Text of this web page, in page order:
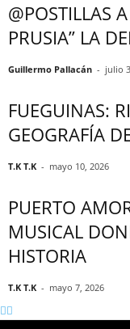
@POSTILLAS
PRUSIA” LA
Guillermo Pallacán - julio
FUEGUINAS:
GEOGRAFÍA
T.K T.K - mayo 10, 2026
PUERTO
MUSICAL
HISTORIA
T.K T.K - mayo 7, 2026